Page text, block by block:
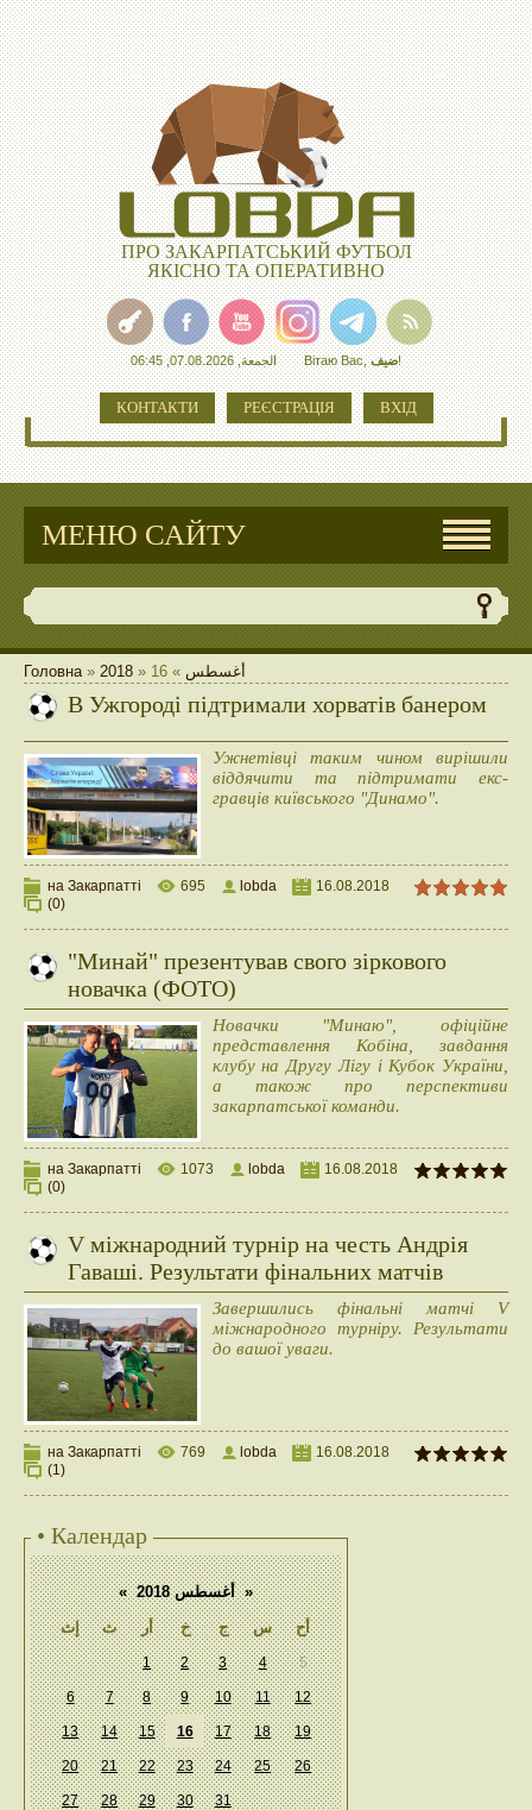
ПРО ЗАКАРПАТСЬКИЙ ФУТБОЛ
ЯКІСНО ТА ОПЕРАТИВНО
الجمعة, 07.08.2026, 06:45 Вітаю Вас,ضيف!
КОНТАКТИ РЕЄСТРАЦІЯ ВХІД
МЕНЮ САЙТУ
Головна» 2018 » أغسطس »
16
В Ужгороді підтримали хорватів банером
Ужнетівці таким чином вирішили
віддячити та підтримати екс-
гравців київського "Динамо".
на Закарпатті 695 lobda
16.08.2018
(0)
"Минай" презентував свого зіркового
новачка (ФОТО)
Новачки "Минаю", офіційне
представлення Кобіна, завдання
клубу на Другу Лігу і Кубок України,
а також про перспективи
закарпатської команди.
на Закарпатті 1073 lobda
16.08.2018
(0)
V міжнародний турнір на честь Андрія
Гаваші. Результати фінальних матчів
Завершились фінальні матчі V
міжнародного турніру. Результати
до вашої уваги.
на Закарпатті 769 lobda
16.08.2018
(1)
• Календар
« أغسطس 2018 »
إث
ث أر خ ج س أح
1 2 3 4 5
6 7 8 9 10 11 12
13 14 15 16 17 18 19
20 21 22 23 24 25 26
27 28 29 30 31